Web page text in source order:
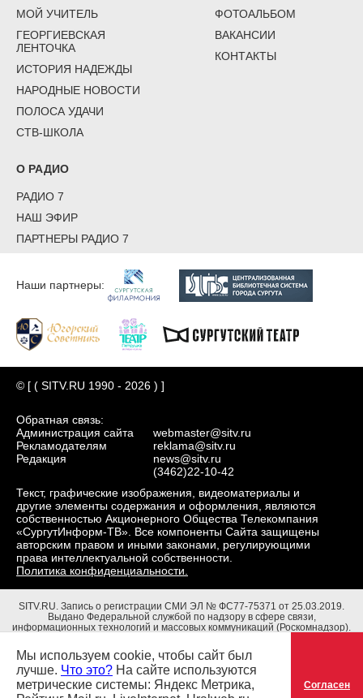
МОЙ УЧИТЕЛЬ
ГЕОРГИЕВСКАЯ
ЛЕНТОЧКА
ИСТОРИЯ НАДЕЖДЫ
НАРОДНЫЕ НОВОСТИ
ПОЛОСА УДАЧИ
СТВ-ШКОЛА
ФОТОАЛЬБОМ
ВАКАНСИИ
КОНТАКТЫ
О РАДИО
РАДИО 7
НАШ ЭФИР
ПАРТНЕРЫ РАДИО 7
Наши партнеры:
© [ ( SITV.RU 1990 - 2026 ) ]
Обратная связь:
Администрация сайта
Рекламодателям
Редакция
webmaster@sitv.ru
reklama@sitv.ru
news@sitv.ru
(3462)22-10-42
Текст, графические изображения, видеоматериалы и
другие элементы содержания и оформления, являются
собственностью Акционерного Общества Телекомпания
«СургутИнформ-ТВ». Все компоненты Сайта защищены
авторским правом и иными законами, регулирующими
права интеллектуальной собственности.
Политика конфиденциальности.
SITV.RU. Запись о регистрации СМИ ЭЛ № ФС77-75371 от 25.03.2019.
Выдано Федеральной службой по надзору в сфере связи,
информационных технологий и массовых коммуникаций (Роскомнадзор).
Адрес редакции: 628403, Тюменская обл., ХМАО - Югра, г. Сургут, ул.
Маяковского, д. 16. Главный редактор: Чубенко В.Л.
Мы используем cookie, чтобы сайт был
лучше. Что это? На сайте используются
метрические системы: Яндекс Метрика,
Согласен